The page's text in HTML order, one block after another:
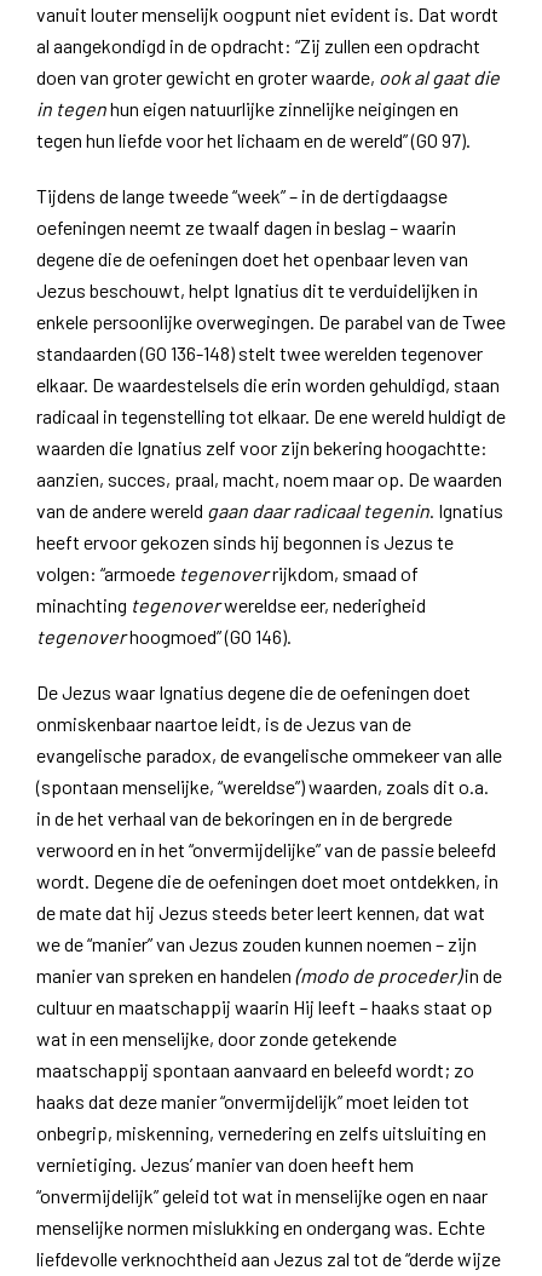
vanuit louter menselijk oogpunt niet evident is. Dat wordt
al aangekondigd in de opdracht: “Zij zullen een opdracht
doen van groter gewicht en groter waarde, ook al gaat die
in tegenhun eigen natuurlijke zinnelijke neigingen en
tegen hun liefde voor het lichaam en de wereld” (GO 97).
Tijdens de lange tweede “week” – in de dertigdaagse
oefeningen neemt ze twaalf dagen in beslag – waarin
degene die de oefeningen doet het openbaar leven van
Jezus beschouwt, helpt Ignatius dit te verduidelijken in
enkele persoonlijke overwegingen. De parabel van de Twee
standaarden (GO 136-148) stelt twee werelden tegenover
elkaar. De waardestelsels die erin worden gehuldigd, staan
radicaal in tegenstelling tot elkaar. De ene wereld huldigt de
waarden die Ignatius zelf voor zijn bekering hoogachtte:
aanzien, succes, praal, macht, noem maar op. De waarden
van de andere wereld gaan daar radicaal tegenin . Ignatius
heeft ervoor gekozen sinds hij begonnen is Jezus te
volgen: “armoede tegenoverrijkdom, smaad of
minachting tegenoverwereldse eer, nederigheid
tegenoverhoogmoed” (GO 146).
De Jezus waar Ignatius degene die de oefeningen doet
onmiskenbaar naartoe leidt, is de Jezus van de
evangelische paradox, de evangelische ommekeer van alle
(spontaan menselijke, “wereldse”) waarden, zoals dit o.a.
in de het verhaal van de bekoringen en in de bergrede
verwoord en in het “onvermijdelijke” van de passie beleefd
wordt. Degene die de oefeningen doet moet ontdekken, in
de mate dat hij Jezus steeds beter leert kennen, dat wat
we de “manier” van Jezus zouden kunnen noemen – zijn
manier van spreken en handelen (modo de proceder)in de
cultuur en maatschappij waarin Hij leeft – haaks staat op
wat in een menselijke, door zonde getekende
maatschappij spontaan aanvaard en beleefd wordt; zo
haaks dat deze manier “onvermijdelijk” moet leiden tot
onbegrip, miskenning, vernedering en zelfs uitsluiting en
vernietiging. Jezus’ manier van doen heeft hem
“onvermijdelijk” geleid tot wat in menselijke ogen en naar
menselijke normen mislukking en ondergang was. Echte
liefdevolle verknochtheid aan Jezus zal tot de “derde wijze